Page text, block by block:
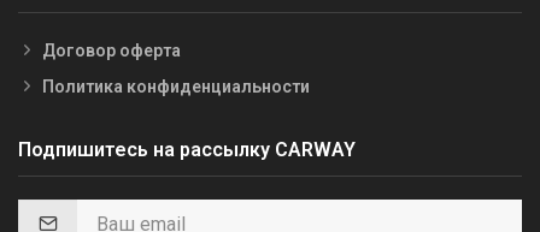
Договор оферта
Политика конфиденциальности
Подпишитесь на рассылку CARWAY